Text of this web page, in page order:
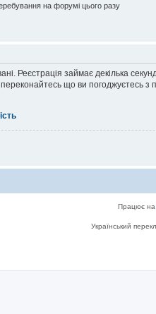
на форумі цього разу
Реєстрація займає декілька
що ви
Працює на
Український